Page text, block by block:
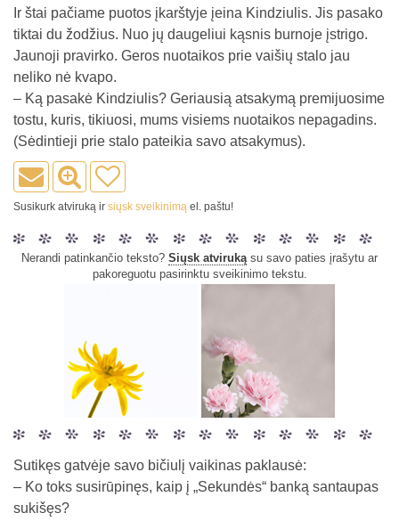
Ir štai pačiame puotos įkarštyje įeina Kindziulis. Jis pasako
tiktai du žodžius. Nuo jų daugeliui kąsnis burnoje įstrigo.
Jaunoji pravirko. Geros nuotaikos prie vaišių stalo jau
neliko nė kvapo.
– Ką pasakė Kindziulis? Geriausią atsakymą premijuosime
tostu, kuris, tikiuosi, mums visiems nuotaikos nepagadins.
(Sėdintieji prie stalo pateikia savo atsakymus).
Susikurk atviruką ir siųsk sveikinimą el. paštu!
Nerandi patinkančio teksto? Siųsk atvirukąsu savo paties įrašytu ar
pakoreguotu pasirinktu sveikinimo tekstu.
Sutikęs gatvėje savo bičiulį vaikinas paklausė:
– Ko toks susirūpinęs, kaip į „Sekundės“ banką santaupas
sukišęs?